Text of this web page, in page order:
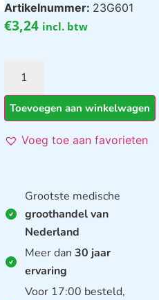
Artikelnummer: 23G601
€3,24 incl. btw
Toevoegen aan winkelwagen
Voeg toe aan favorieten
Grootste medische
groothandel van
Nederland
Meer dan 30 jaar
ervaring
Voor 17:00 besteld,